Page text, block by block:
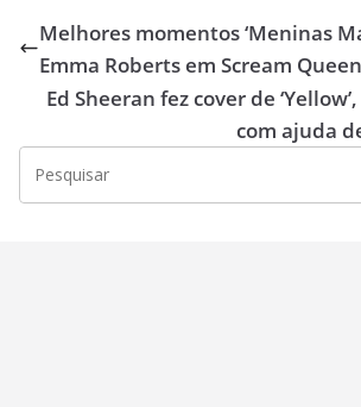
b
o
o
k
d
o
n
l e
Melhores momentos ‘Meninas
Emma Roberts em Scream
Ed Sheeran fez cover de
com ajuda